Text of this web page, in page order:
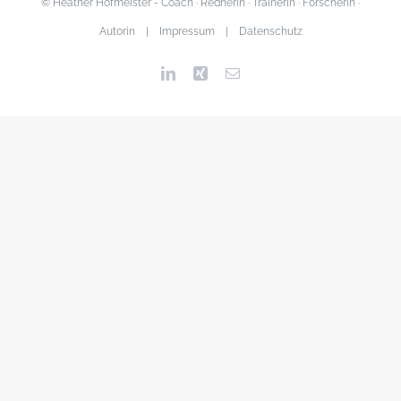
© Heather Hofmeister - Coach · Rednerin · Trainerin · Forscherin ·
Autorin | Impressum| Datenschutz
LinkedInXing Email